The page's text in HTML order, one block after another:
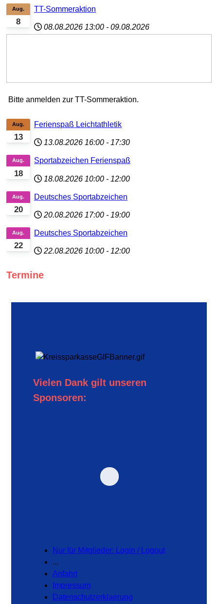
8
Aug. TT-Sommeraktion
08.08.2026 13:00 - 09.08.2026
Bitte anmelden zur TT-Sommeraktion.
13
Aug. Ferienspaß Leichtathletik
13.08.2026 16:00 - 17:30
18
Aug. Sportabzeichen Ferienspaß
18.08.2026 10:00 - 12:00
20
Aug. Deutsches Sportabzeichen
20.08.2026 17:00 - 19:00
22
Aug. Deutsches Sportabzeichen
22.08.2026 10:00 - 12:00
Termine
Vielen Dank gilt unseren
Sponsoren:
Nur für Mitglieder: Login / Logout
...
Anfahrt
Impressum
Datenschutzerklaerung